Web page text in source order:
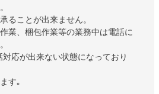
ることが出来ません。
業、梱包作業等の業務中は電話に
応が出来ない状態になっており
す｡